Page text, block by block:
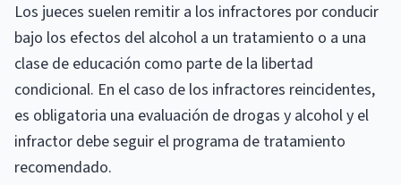
Los jueces suelen remitir a los infractores por conducir
bajo los efectos del alcohol a un tratamiento o a una
clase de educación como parte de la libertad
condicional. En el caso de los infractores reincidentes,
es obligatoria una evaluación de drogas y alcohol y el
infractor debe seguir el programa de tratamiento
recomendado.